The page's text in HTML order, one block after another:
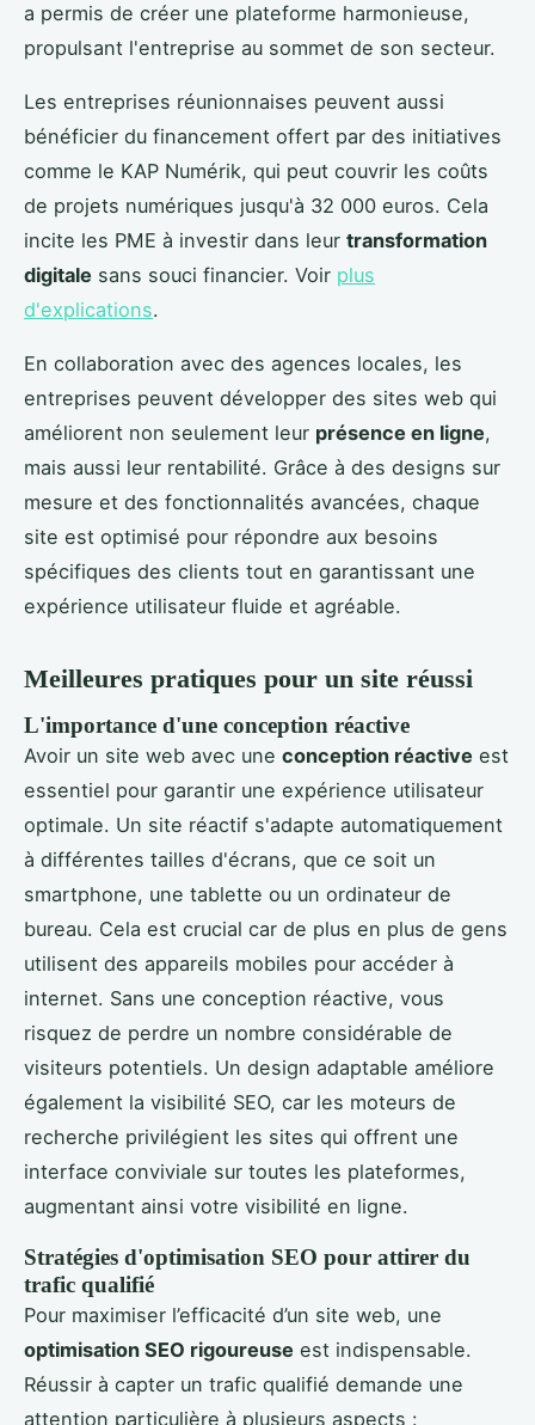
a permis de créer une plateforme harmonieuse,
propulsant l'entreprise au sommet de son secteur.
Les entreprises réunionnaises peuvent aussi
bénéficier du financement offert par des initiatives
comme le KAP Numérik, qui peut couvrir les coûts
de projets numériques jusqu'à 32 000 euros. Cela
incite les PME à investir dans leur transformation
digitale sans souci financier. Voir plus
d'explications.
En collaboration avec des agences locales, les
entreprises peuvent développer des sites web qui
améliorent non seulement leur présence en ligne,
mais aussi leur rentabilité. Grâce à des designs sur
mesure et des fonctionnalités avancées, chaque
site est optimisé pour répondre aux besoins
spécifiques des clients tout en garantissant une
expérience utilisateur fluide et agréable.
Meilleures pratiques pour un site réussi
L'importance d'une conception réactive
Avoir un site web avec une conception réactive est
essentiel pour garantir une expérience utilisateur
optimale. Un site réactif s'adapte automatiquement
à différentes tailles d'écrans, que ce soit un
smartphone, une tablette ou un ordinateur de
bureau. Cela est crucial car de plus en plus de gens
utilisent des appareils mobiles pour accéder à
internet. Sans une conception réactive, vous
risquez de perdre un nombre considérable de
visiteurs potentiels. Un design adaptable améliore
également la visibilité SEO, car les moteurs de
recherche privilégient les sites qui offrent une
interface conviviale sur toutes les plateformes,
augmentant ainsi votre visibilité en ligne.
Stratégies d'optimisation SEO pour attirer du
trafic qualifié
Pour maximiser l’efficacité d’un site web, une
optimisation SEO rigoureuse est indispensable.
Réussir à capter un trafic qualifié demande une
attention particulière à plusieurs aspects :